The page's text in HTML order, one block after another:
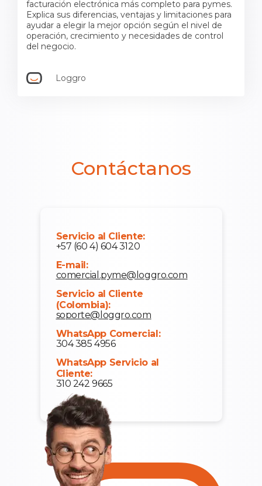
facturación electrónica más completo para pymes.
Explica sus diferencias, ventajas y limitaciones para
ayudar a elegir la mejor opción según el nivel de
operación, crecimiento y necesidades de control
del negocio.
Loggro
Contáctanos
Servicio al Cliente:
+57 (60 4) 604 3120
E-mail:
comercial.pyme@loggro.com
Servicio al Cliente
(Colombia):
soporte@loggro.com
WhatsApp Comercial:
304 385 4956
WhatsApp Servicio al
Cliente:
310 242 9665